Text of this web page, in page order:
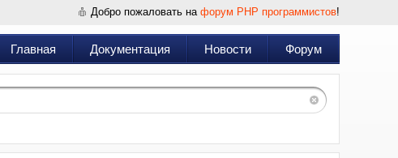
Добро пожаловать на форум PHP программистов!
Главная Документация Новости Форум